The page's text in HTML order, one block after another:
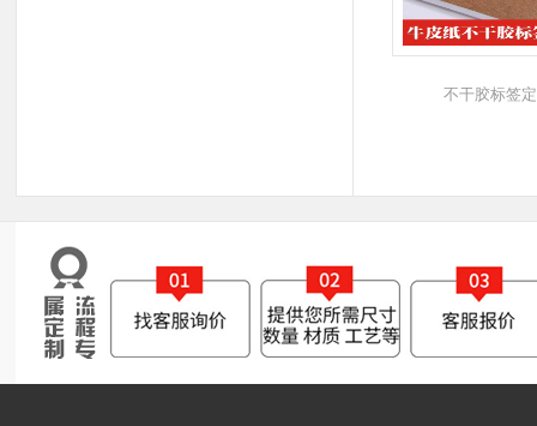
不干胶标签